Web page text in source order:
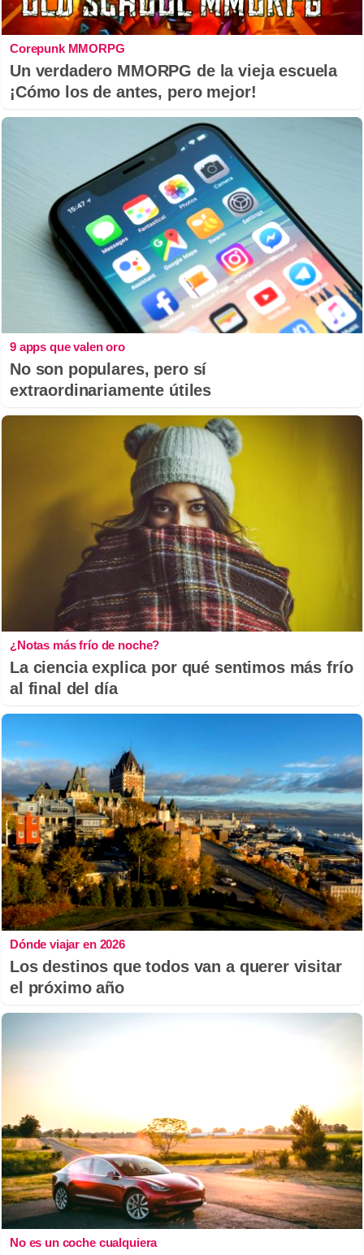
Corepunk MMORPG
Un verdadero MMORPG de la vieja escuela
¡Cómo los de antes, pero mejor!
9 apps que valen oro
No son populares, pero sí
extraordinariamente útiles
¿Notas más frío de noche?
La ciencia explica por qué sentimos más frío
al final del día
Dónde viajar en 2026
Los destinos que todos van a querer visitar
el próximo año
No es un coche cualquiera